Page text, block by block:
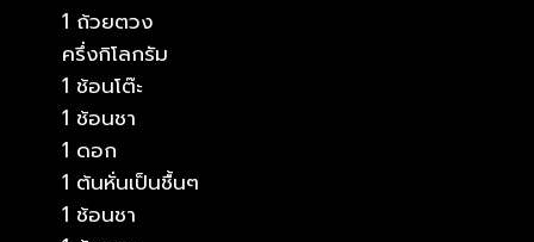
1 ถ้วยตวง
ครึ่งกิโลกรัม
1 ช้อนโต๊ะ
1 ช้อนชา
1 ดอก
1 ต้นหั่นเป็นชื้นๆ
1 ช้อนชา